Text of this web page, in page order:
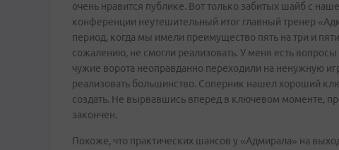
очень нравится публике. Вот только забитых шайб с
конференции неутешительный итог главный тренер
период, когда мы имели преимущество пять на три и
сожалению, не смогли реализовать. У меня есть
чужие ворота неоправданно переходили на ненужную
реализовать большинство. Соперник нашел хороший
создать. Не вырвавшись вперед в ключевом моменте,
закончен.
Похоже, что практических шансов у «Адмирала» на